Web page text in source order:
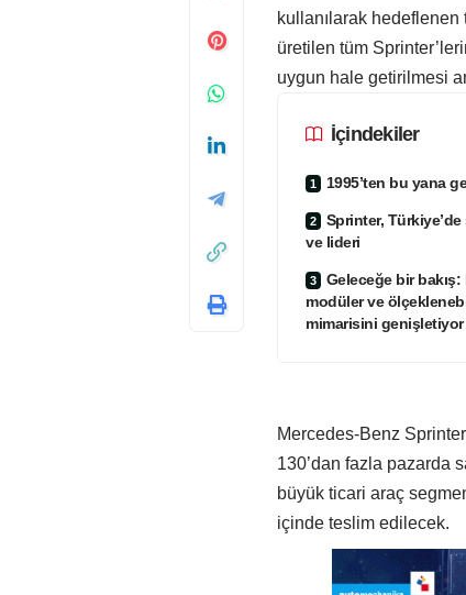
kullanılarak
üretilen tüm
uygun hale getirilmesi
İçindekiler
1995’ten bu yana
Sprinter,
ve lideri
Geleceğe bir
modüler ve
mimarisini genişletiyor
Mercedes-Benz
130’dan fazla pazarda
büyük ticari araç
içinde teslim edilecek.